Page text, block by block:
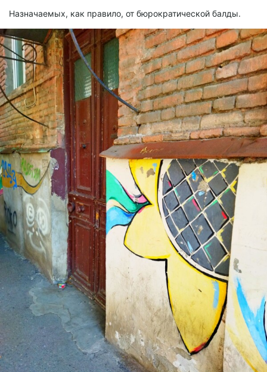
Назначаемых, как правило, от бюрократической балды.